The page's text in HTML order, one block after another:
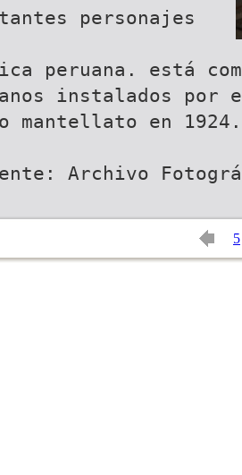
personajes
peruana. está
instalados por
mantellato en 1924.
Archivo
5